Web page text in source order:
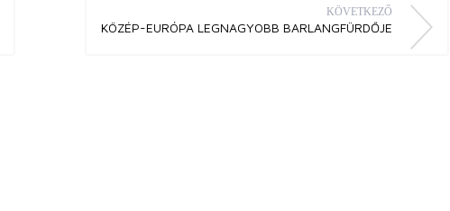
KÖVETKEZŐ
KÖZÉP-EURÓPA LEGNAGYOBB BARLANGFÜRDŐJE